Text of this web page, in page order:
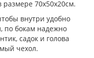
70х50х20см.
внутри удобно
по бокам надежно
садок и голова
чехол.